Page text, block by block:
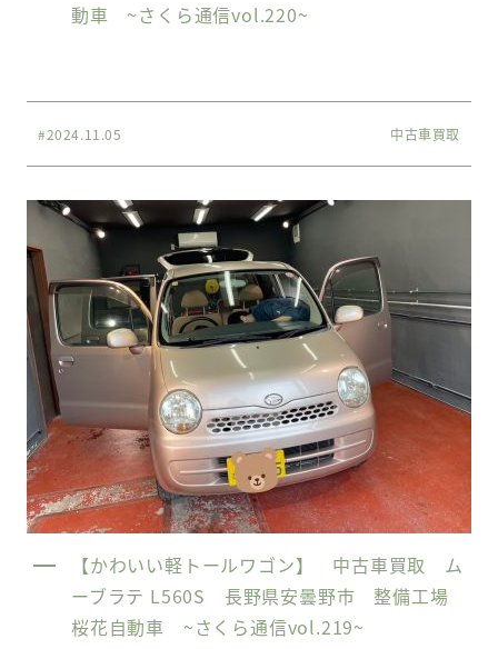
動車 ~さくら通信vol.220~
#2024.11.05 中古車買取
【かわいい軽トールワゴン】 中古車買取 ム
ーブラテ L560S 長野県安曇野市 整備工場
桜花自動車 ~さくら通信vol.219~